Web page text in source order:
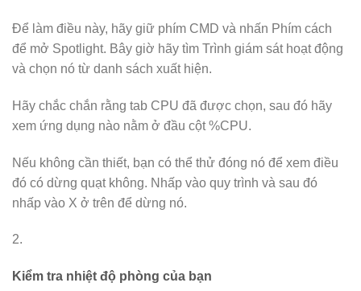
Để làm điều này, hãy giữ phím CMD và nhấn Phím cách
để mở Spotlight. Bây giờ hãy tìm Trình giám sát hoạt động
và chọn nó từ danh sách xuất hiện.
Hãy chắc chắn rằng tab CPU đã được chọn, sau đó hãy
xem ứng dụng nào nằm ở đầu cột %CPU.
Nếu không cần thiết, bạn có thể thử đóng nó để xem điều
đó có dừng quạt không. Nhấp vào quy trình và sau đó
nhấp vào X ở trên để dừng nó.
2.
Kiểm tra nhiệt độ phòng của bạn